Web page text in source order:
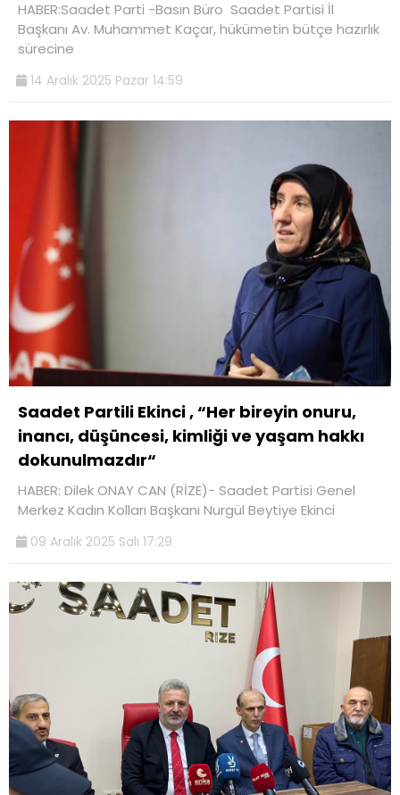
HABER:Saadet Parti -Basın Büro Saadet Partisi İl
Başkanı Av. Muhammet Kaçar, hükümetin bütçe hazırlık
sürecine
14 Aralık 2025 Pazar 14:59
Saadet Partili Ekinci , “Her bireyin onuru,
inancı, düşüncesi, kimliği ve yaşam hakkı
dokunulmazdır“
HABER: Dilek ONAY CAN (RİZE)- Saadet Partisi Genel
Merkez Kadın Kolları Başkanı Nurgül Beytiye Ekinci
09 Aralık 2025 Salı 17:29